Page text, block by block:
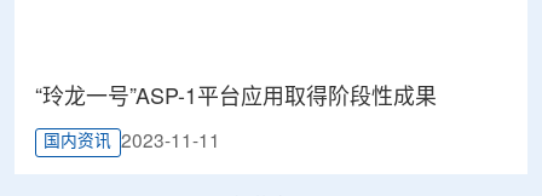
“玲龙一号”ASP-1平台应用取得阶段性成果
国内资讯 2023-11-11